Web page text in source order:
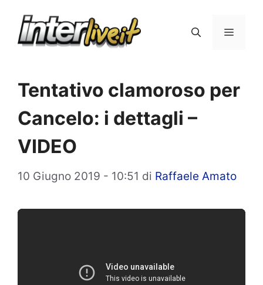
Menu
Tentativo clamoroso per
Cancelo: i dettagli –
VIDEO
10 Giugno 2019 - 10:51 di Raffaele Amato